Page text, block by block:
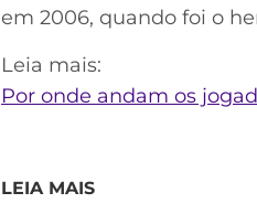
em 2006, quando foi o
Leia mais:
Por onde andam os
LEIA MAIS